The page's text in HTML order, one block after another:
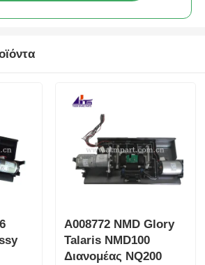
Α008772 NMD Glory
Talaris NMD100
Διανομέας NQ200